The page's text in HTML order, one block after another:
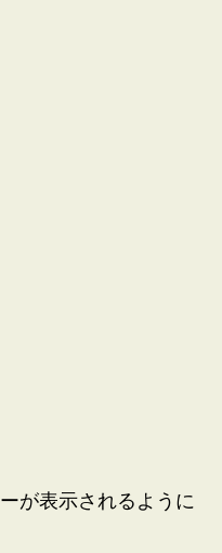
が表示されるように